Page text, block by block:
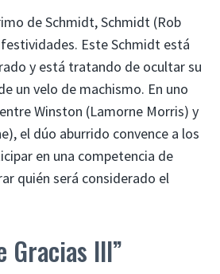
de Schmidt, Schmidt (Rob
Este Schmidt está
y está tratando de ocultar su
un velo de machismo. En uno
Winston (Lamorne Morris) y
el dúo aburrido convence a los
en una competencia de
quién será considerado el
Gracias III”